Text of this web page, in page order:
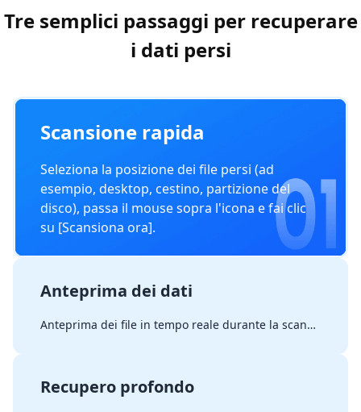
Tre semplici passaggi per recuperare
i dati persi
Scansione rapida
Seleziona la posizione dei file persi (ad
esempio, desktop, cestino, partizione del
disco), passa il mouse sopra l'icona e fai clic
su [Scansiona ora].
Anteprima dei dati
Anteprima dei file in tempo reale durante la scansione facendo doppio clic; non c'è bisogno di aspettare il completamento.
Recupero profondo